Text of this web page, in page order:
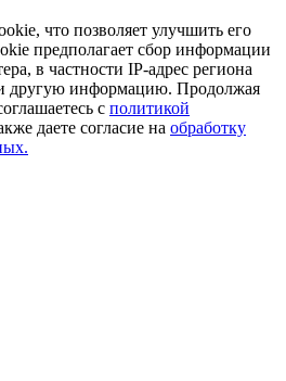
что позволяет улучшить его
предполагает сбор информации
в частности IP-адрес региона
другую информацию. Продолжая
с политикой
даете согласие на обработку